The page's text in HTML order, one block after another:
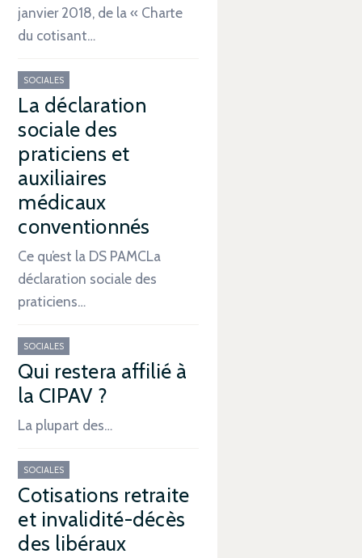
janvier 2018, de la « Charte
du cotisant…
SOCIALES
La déclaration
sociale des
praticiens et
auxiliaires
médicaux
conventionnés
Ce qu’est la DS PAMCLa
déclaration sociale des
praticiens…
SOCIALES
Qui restera affilié à
la CIPAV ?
La plupart des…
SOCIALES
Cotisations retraite
et invalidité-décès
des libéraux